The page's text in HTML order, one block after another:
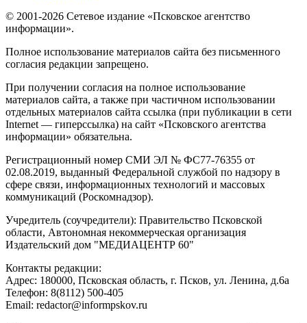
© 2001-2026 Сетевое издание «Псковское агентство
информации».
Полное использование материалов сайта без письменного
согласия редакции запрещено.
При получении согласия на полное использование
материалов сайта, а также при частичном использовании
отдельных материалов сайта ссылка (при публикации в сети
Internet — гиперссылка) на сайт «Псковского агентства
информации» обязательна.
Регистрационный номер СМИ ЭЛ № ФС77-76355 от
02.08.2019, выданный Федеральной службой по надзору в
сфере связи, информационных технологий и массовых
коммуникаций (Роскомнадзор).
Учредитель (соучредители): Правительство Псковской
области, Автономная некоммерческая организация
Издательский дом "МЕДИАЦЕНТР 60"
Контакты редакции:
Адреc: 180000, Псковская область, г. Псков, ул. Ленина, д.6а
Телефон: 8(8112) 500-405
Email: redactor@informpskov.ru